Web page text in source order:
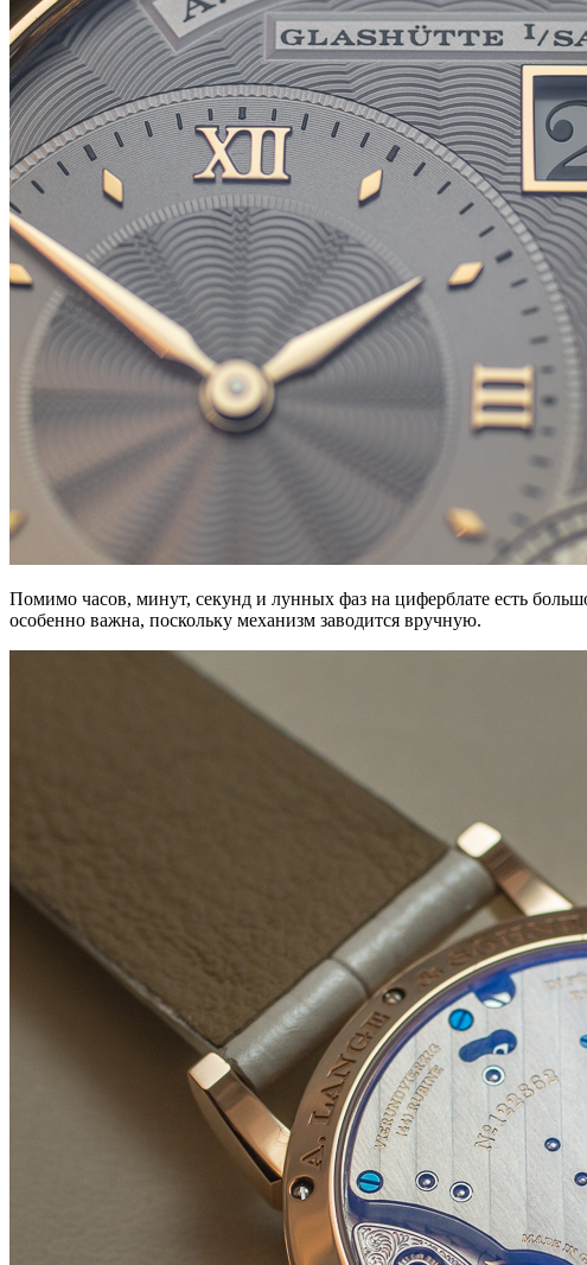
Помимо часов, минут, секунд и лунных фаз на циферблате есть
особенно важна, поскольку механизм заводится вручную.